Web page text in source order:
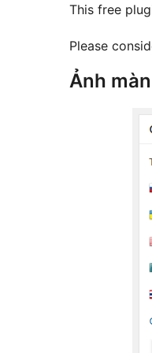
This free
Please
Ảnh